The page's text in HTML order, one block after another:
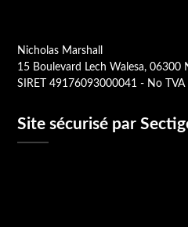
Nicholas Marshall
15 Boulevard Lech Walesa, 06300
SIRET 49176093000041 - No
Site sécurisé par